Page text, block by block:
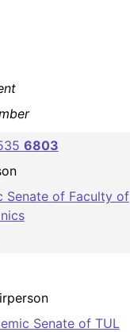
6803
Senate of Faculty of
Senate of TUL